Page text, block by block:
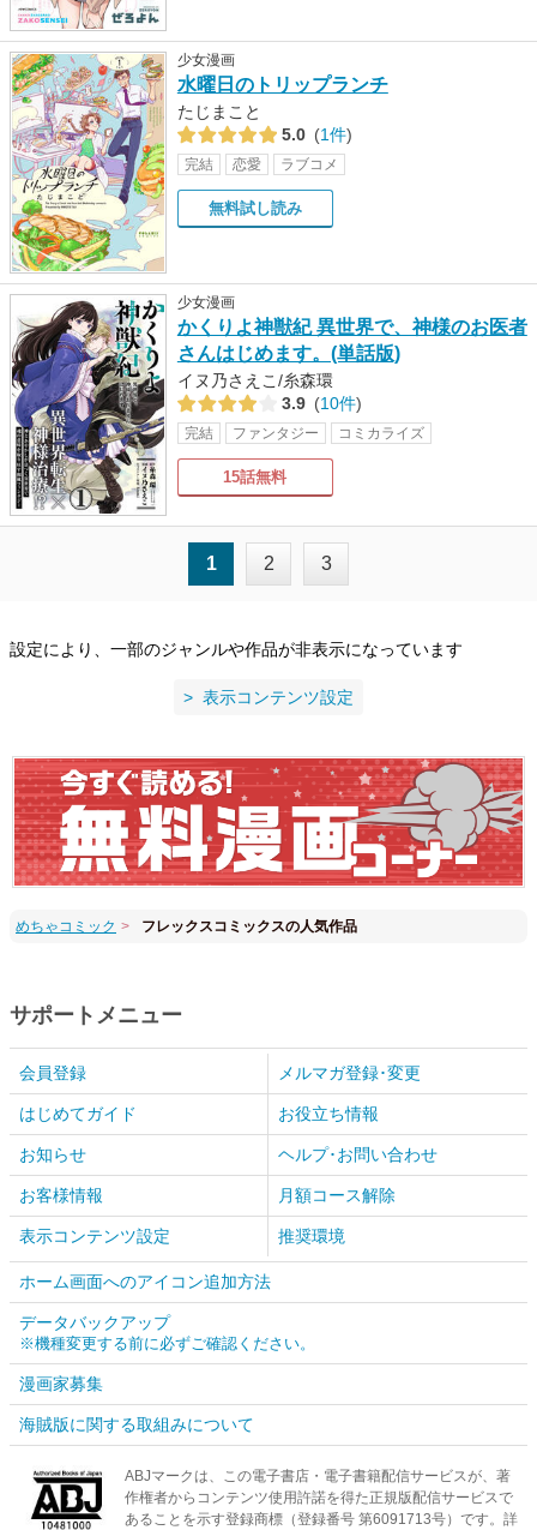
少女漫画
水曜日のトリップランチ
たじまこと
5.0 (1件)
完結 恋愛 ラブコメ
無料試し読み
少女漫画
かくりよ神獣紀 異世界で、神様のお医者
さんはじめます。(単話版)
イヌ乃さえこ/糸森環
3.9 (10件)
完結 ファンタジー コミカライズ
15話無料
1 2 3
設定により、一部のジャンルや作品が非表示になっています
表示コンテンツ設定
めちゃコミック フレックスコミックスの人気作品
サポートメニュー
会員登録 メルマガ登録･変更
はじめてガイド お役立ち情報
お知らせ ヘルプ･お問い合わせ
お客様情報 月額コース解除
表示コンテンツ設定 推奨環境
ホーム画面へのアイコン追加方法
データバックアップ
※機種変更する前に必ずご確認ください。
漫画家募集
海賊版に関する取組みについて
ABJマークは、この電子書店・電子書籍配信サービスが、著
作権者からコンテンツ使用許諾を得た正規版配信サービスで
あることを示す登録商標（登録番号 第6091713号）です。詳